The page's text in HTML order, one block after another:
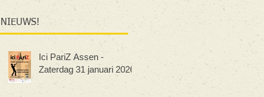
NIEUWS!
Ici PariZ Assen -
Zaterdag 31 januari 2026